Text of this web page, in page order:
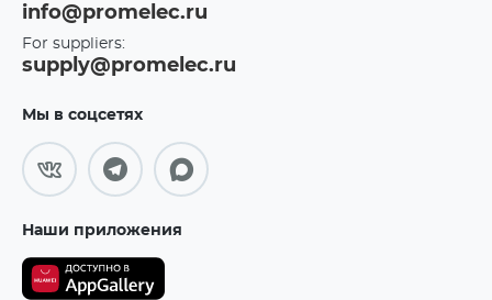
info@promelec.ru
For suppliers:
supply@promelec.ru
Мы в соцсетях
Наши приложения